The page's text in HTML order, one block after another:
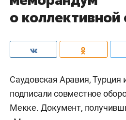
о
Саудовская Аравия, Турция
подписали совместное
Мекке. Документ,